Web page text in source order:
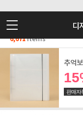
디
6,671Items
추억
판매자